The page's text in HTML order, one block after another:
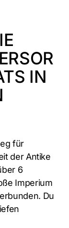
IN
für
der Antike
6
Imperium
Du